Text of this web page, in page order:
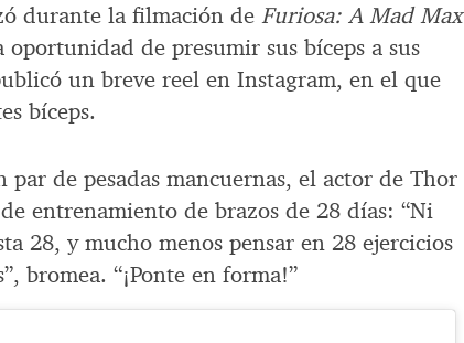
durante la filmación deFuriosa: A Mad Max
de presumir sus bíceps a sus
un breve reel en Instagram, en el que
bíceps.
de pesadas mancuernas, el actor de Thor
entrenamiento de brazos de 28 días: “Ni
28, y mucho menos pensar en 28 ejercicios
bromea. “¡Ponte en forma!”